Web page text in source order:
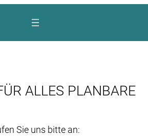
ALLES PLANBARE
Sie uns bitte an: